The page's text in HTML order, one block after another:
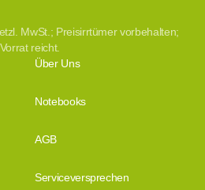
MwSt.; Preisirrtümer vorbehalten;
reicht.
Über Uns
Notebooks
AGB
Serviceversprechen